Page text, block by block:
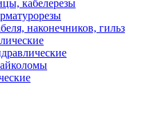
кабелерезы
наконечников, гильз